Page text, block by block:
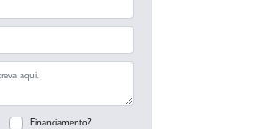
Financiamento?